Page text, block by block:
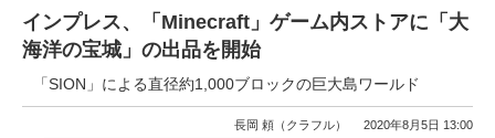
インプレス、「Minecraft」ゲーム内ストアに「大
海洋の宝城」の出品を開始
「SION」による直径約1,000ブロックの巨大島ワールド
長岡 頼（クラフル） 2020年8月5日 13:00